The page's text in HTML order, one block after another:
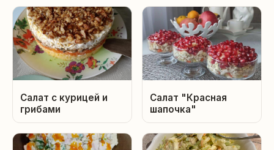
Салат с курицей и
грибами
Салат "Красная
шапочка"